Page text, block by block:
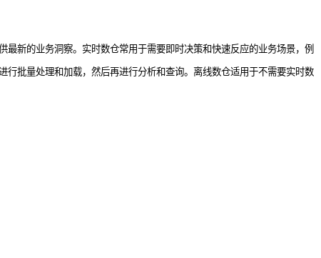
新的业务洞察。实时数仓常用于需要即时决策和快速反应的业务场景，例
批量处理和加载，然后再进行分析和查询。离线数仓适用于不需要实时数